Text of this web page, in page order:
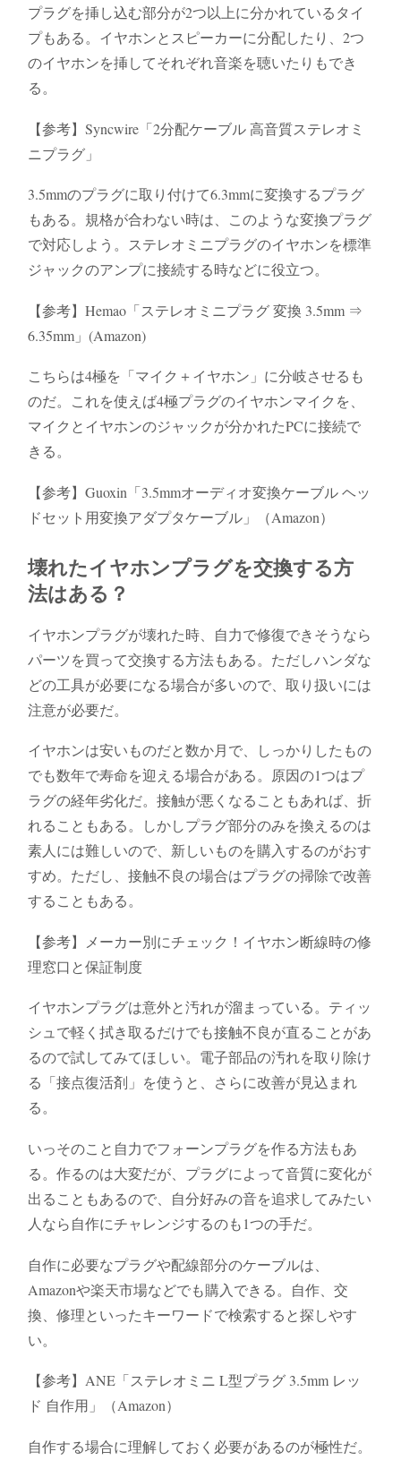
プラグを挿し込む部分が2つ以上に分かれているタイ
プもある。イヤホンとスピーカーに分配したり、2つ
のイヤホンを挿してそれぞれ音楽を聴いたりもでき
る。
【参考】Syncwire「2分配ケーブル 高音質ステレオミ
ニプラグ」
3.5mmのプラグに取り付けて6.3mmに変換するプラグ
もある。規格が合わない時は、このような変換プラグ
で対応しよう。ステレオミニプラグのイヤホンを標準
ジャックのアンプに接続する時などに役立つ。
【参考】Hemao「ステレオミニプラグ 変換 3.5mm ⇒
6.35mm」(Amazon)
こちらは4極を「マイク＋イヤホン」に分岐させるも
のだ。これを使えば4極プラグのイヤホンマイクを、
マイクとイヤホンのジャックが分かれたPCに接続で
きる。
【参考】Guoxin「3.5mmオーディオ変換ケーブル ヘッ
ドセット用変換アダプタケーブル」（Amazon）
壊れたイヤホンプラグを交換する方
法はある？
イヤホンプラグが壊れた時、自力で修復できそうなら
パーツを買って交換する方法もある。ただしハンダな
どの工具が必要になる場合が多いので、取り扱いには
注意が必要だ。
イヤホンは安いものだと数か月で、しっかりしたもの
でも数年で寿命を迎える場合がある。原因の1つはプ
ラグの経年劣化だ。接触が悪くなることもあれば、折
れることもある。しかしプラグ部分のみを換えるのは
素人には難しいので、新しいものを購入するのがおす
すめ。ただし、接触不良の場合はプラグの掃除で改善
することもある。
【参考】メーカー別にチェック！イヤホン断線時の修
理窓口と保証制度
イヤホンプラグは意外と汚れが溜まっている。ティッ
シュで軽く拭き取るだけでも接触不良が直ることがあ
るので試してみてほしい。電子部品の汚れを取り除け
る「接点復活剤」を使うと、さらに改善が見込まれ
る。
いっそのこと自力でフォーンプラグを作る方法もあ
る。作るのは大変だが、プラグによって音質に変化が
出ることもあるので、自分好みの音を追求してみたい
人なら自作にチャレンジするのも1つの手だ。
自作に必要なプラグや配線部分のケーブルは、
Amazonや楽天市場などでも購入できる。自作、交
換、修理といったキーワードで検索すると探しやす
い。
【参考】ANE「ステレオミニ L型プラグ 3.5mm レッ
ド 自作用」（Amazon）
自作する場合に理解しておく必要があるのが極性だ。